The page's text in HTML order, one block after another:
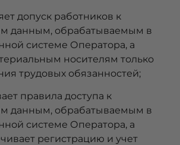
допуск работников к
данным, обрабатываемым в
системе Оператора, а
носителям только
трудовых обязанностей;
правила доступа к
данным, обрабатываемым в
системе Оператора, а
регистрацию и учет